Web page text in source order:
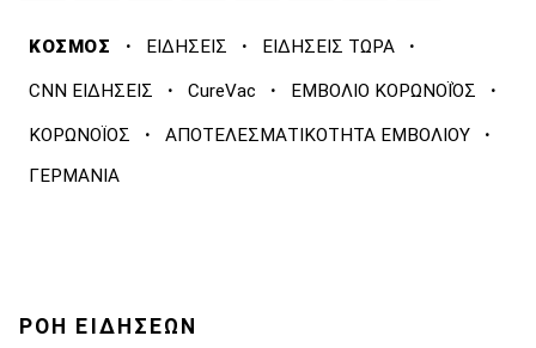
ΚΟΣΜΟΣ · ΕΙΔΗΣΕΙΣ · ΕΙΔΗΣΕΙΣ ΤΩΡΑ ·
CNN ΕΙΔΗΣΕΙΣ · CureVac · ΕΜΒΟΛΙΟ ΚΟΡΩΝΟΪΌΣ ·
ΚΟΡΩΝΟΪΟΣ · ΑΠΟΤΕΛΕΣΜΑΤΙΚΟΤΗΤΑ ΕΜΒΟΛΙΟΥ ·
ΓΕΡΜΑΝΙΑ
ΡΟΗ ΕΙΔΗΣΕΩΝ